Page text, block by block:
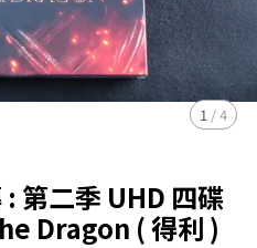
1 /4
第二季 UHD 四碟
Dragon ( 得利 )